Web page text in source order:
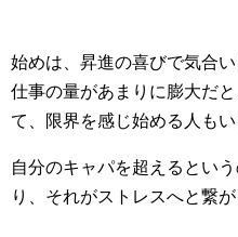
始めは、昇進の喜びで気合
仕事の量があまりに膨大だ
て、限界を感じ始める人もい
自分のキャパを超えるとい
り、それがストレスへと繋が